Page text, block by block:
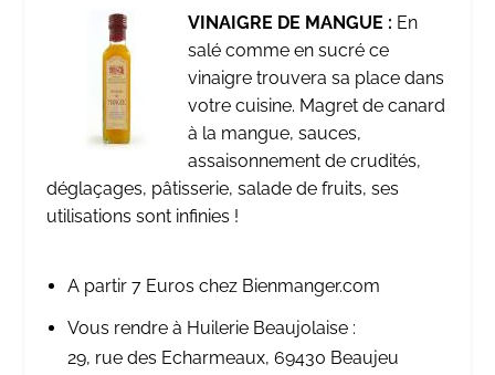
VINAIGRE DE MANGUE : En
salé comme en sucré ce
vinaigre trouvera sa place dans
votre cuisine. Magret de canard
à la mangue, sauces,
assaisonnement de crudités,
déglaçages, pâtisserie, salade de fruits, ses
utilisations sont infinies !
A partir 7 Euros chez Bienmanger.com
Vous rendre à Huilerie Beaujolaise :
29, rue des Echarmeaux, 69430 Beaujeu